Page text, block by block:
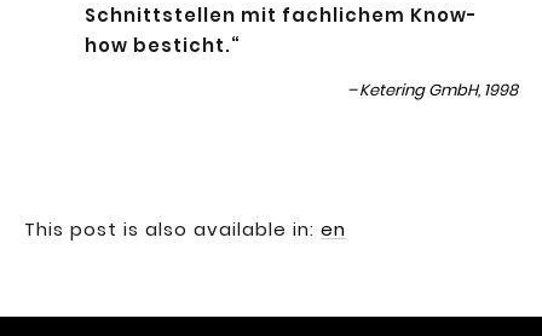
Schnittstellen mit fachlichem Know-
how besticht.“
Ketering GmbH, 1998
This post is also available in: en